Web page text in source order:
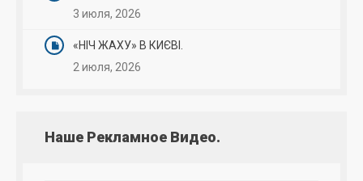
3 июля, 2026
«НІЧ ЖАХУ» В КИЄВІ.
2 июля, 2026
Наше Рекламное Видео.